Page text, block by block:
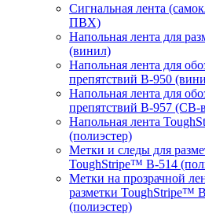
Сигнальная лента
ПВХ)
Напольная лента для
(винил)
Напольная лента для
препятствий В-950
Напольная лента для
препятствий В-957 (СВ-
Напольная лента
(полиэстер)
Метки и следы для
ToughStripe™ В-514
Метки на прозрачной
разметки ToughStripe™
(полиэстер)